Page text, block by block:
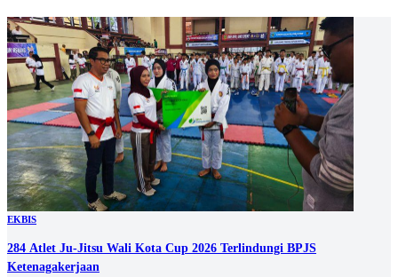
EKBIS
284 Atlet Ju-Jitsu Wali Kota Cup 2026 Terlindungi BPJS
Ketenagakerjaan